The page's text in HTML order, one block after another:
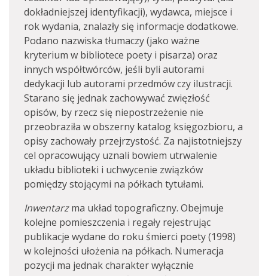
dokładniejszej identyfikacji), wydawca, miejsce i
rok wydania, znalazły się informacje dodatkowe.
Podano nazwiska tłumaczy (jako ważne
kryterium w bibliotece poety i pisarza) oraz
innych współtwórców, jeśli byli autorami
dedykacji lub autorami przedmów czy ilustracji.
Starano się jednak zachowywać zwięzłość
opisów, by rzecz się niepostrzeżenie nie
przeobraziła w obszerny katalog księgozbioru, a
opisy zachowały przejrzystość. Za najistotniejszy
cel opracowujący uznali bowiem utrwalenie
układu biblioteki i uchwycenie związków
pomiędzy stojącymi na półkach tytułami.
Inwentarzma układ topograficzny. Obejmuje
kolejne pomieszczenia i regały rejestrując
publikacje wydane do roku śmierci poety (1998)
w kolejności ułożenia na półkach. Numeracja
pozycji ma jednak charakter wyłącznie